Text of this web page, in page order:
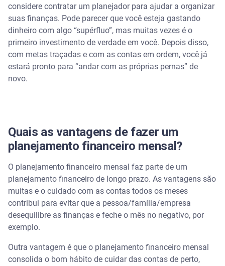
considere contratar um planejador para ajudar a organizar
suas finanças. Pode parecer que você esteja gastando
dinheiro com algo “supérfluo”, mas muitas vezes é o
primeiro investimento de verdade em você. Depois disso,
com metas traçadas e com as contas em ordem, você já
estará pronto para “andar com as próprias pernas” de
novo.
Quais as vantagens de fazer um
planejamento financeiro mensal?
O planejamento financeiro mensal faz parte de um
planejamento financeiro de longo prazo. As vantagens são
muitas e o cuidado com as contas todos os meses
contribui para evitar que a pessoa/família/empresa
desequilibre as finanças e feche o mês no negativo, por
exemplo.
Outra vantagem é que o planejamento financeiro mensal
consolida o bom hábito de cuidar das contas de perto,